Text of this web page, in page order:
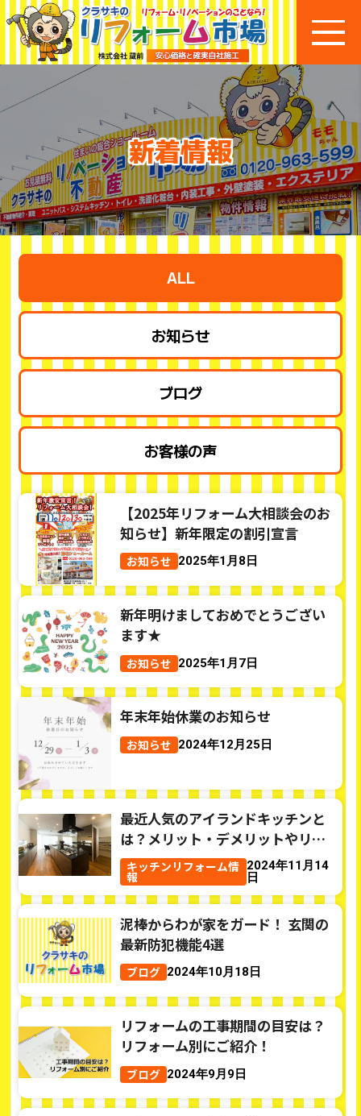
新着情報
ALL
お知らせ
ブログ
お客様の声
【2025年リフォーム大相談会のお
知らせ】新年限定の割引宣言
お知らせ 2025年1月8日
新年明けましておめでとうござい
ます★
お知らせ 2025年1月7日
年末年始休業のお知らせ
お知らせ 2024年12月25日
最近人気のアイランドキッチンと
は？メリット・デメリットやリフ
ォーム費用もご紹介
キッチンリフォーム情
報
2024年11月14
日
泥棒からわが家をガード！ 玄関の
最新防犯機能4選
ブログ 2024年10月18日
リフォームの工事期間の目安は？
リフォーム別にご紹介！
ブログ 2024年9月9日